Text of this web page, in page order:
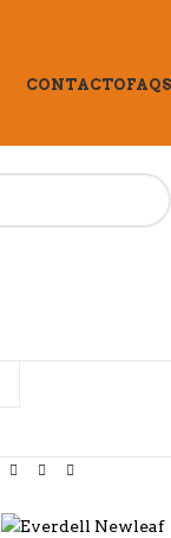
CONTACTOFAQS